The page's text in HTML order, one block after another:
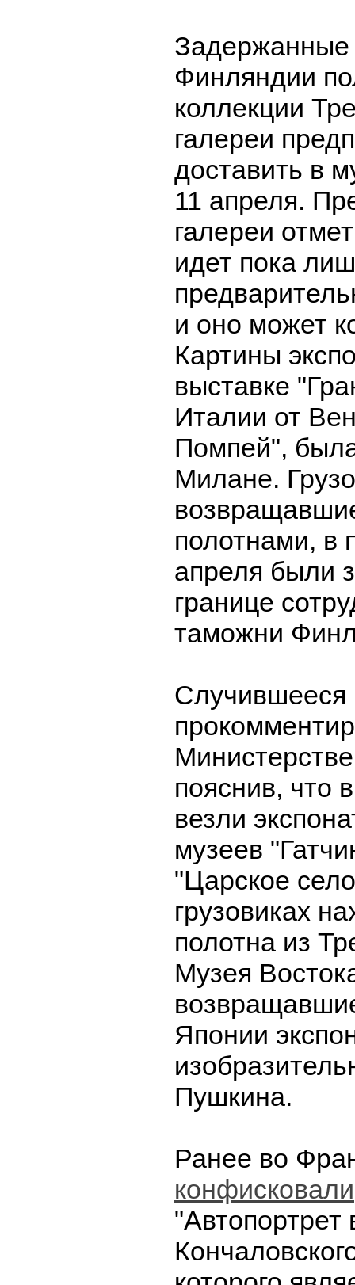
Задержанные
Финляндии
коллекции
галереи
доставить в
11 апреля.
галереи
идет пока
и оно может
Картины
выставке
Италии от
Помпей",
Милане.
полотнами, в
апреля были
границе
таможни
Случившееся
пояснив, что
везли
музеев
"Царское
грузовиках
полотна из
Музея
Японии
Пушкина.
Ранее во
конфисковали